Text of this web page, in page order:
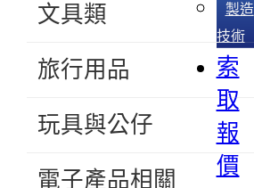
製造
技術
索
取
報
價
文具類
旅行用品
玩具與公仔
電子產品相關